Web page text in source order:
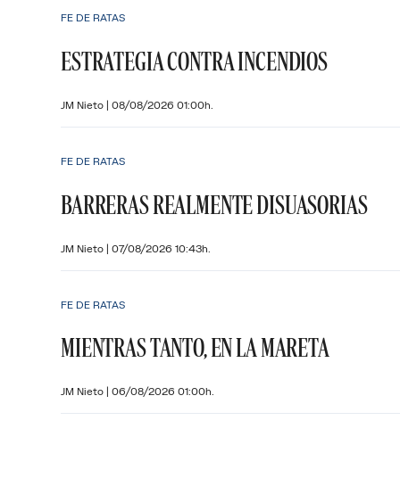
FE DE RATAS
ESTRATEGIA CONTRA INCENDIOS
JM Nieto | 08/08/2026 01:00h.
FE DE RATAS
BARRERAS REALMENTE DISUASORIAS
JM Nieto | 07/08/2026 10:43h.
FE DE RATAS
MIENTRAS TANTO, EN LA MARETA
JM Nieto | 06/08/2026 01:00h.